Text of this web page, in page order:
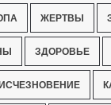
ЖЕРТВЫ
ЗДОРОВЬЕ